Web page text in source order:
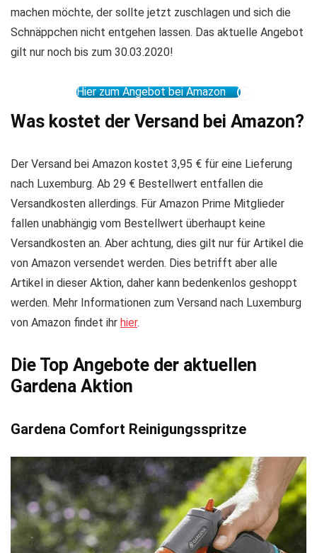
machen möchte, der sollte jetzt zuschlagen und sich die
Schnäppchen nicht entgehen lassen. Das aktuelle Angebot
gilt nur noch bis zum 30.03.2020!
Hier zum Angebot bei Amazon
Was kostet der Versand bei Amazon?
Der Versand bei Amazon kostet 3,95 € für eine Lieferung
nach Luxemburg. Ab 29 € Bestellwert entfallen die
Versandkosten allerdings. Für Amazon Prime Mitglieder
fallen unabhängig vom Bestellwert überhaupt keine
Versandkosten an. Aber achtung, dies gilt nur für Artikel die
von Amazon versendet werden. Dies betrifft aber alle
Artikel in dieser Aktion, daher kann bedenkenlos geshoppt
werden. Mehr Informationen zum Versand nach Luxemburg
von Amazon findet ihr hier.
Die Top Angebote der aktuellen
Gardena Aktion
Gardena Comfort Reinigungsspritze